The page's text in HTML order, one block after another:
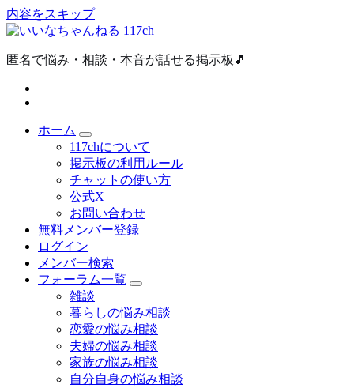
内容をスキップ
匿名で悩み・相談・本音が話せる掲示板🎵
ホーム
117chについて
掲示板の利用ルール
チャットの使い方
公式X
お問い合わせ
無料メンバー登録
ログイン
メンバー検索
フォーラム一覧
雑談
暮らしの悩み相談
恋愛の悩み相談
夫婦の悩み相談
家族の悩み相談
自分自身の悩み相談